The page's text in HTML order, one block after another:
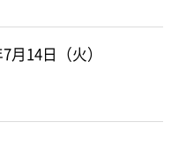
14日（火）